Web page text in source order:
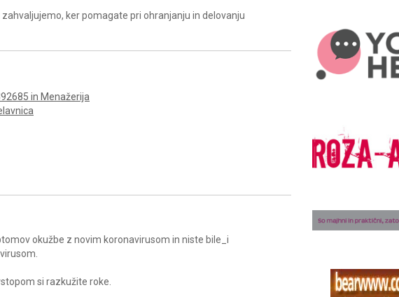
ker pomagate pri ohranjanju in delovanju
in Menažerija
okužbe z novim koronavirusom in niste bile_i
si razkužite roke.